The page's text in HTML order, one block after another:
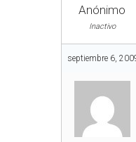
Anónimo
Inactivo
septiembre 6,